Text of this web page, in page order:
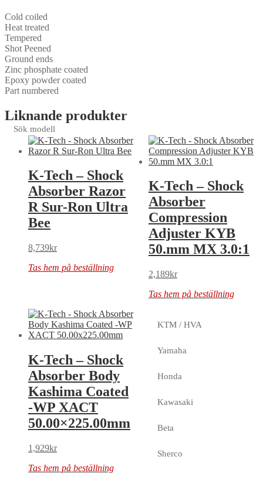
Cold coiled
Heat treated
Tempered
Shot Peened
Ground ends
Zinc phosphate coated
Epoxy powder coated
Part numbered
Liknande produkter
K-Tech – Shock
Absorber Razor
R Sur-Ron Ultra
Bee
8,739kr
Tas hem på beställning
K-Tech – Shock
Absorber
Compression
Adjuster KYB
50.mm MX 3.0:1
2,189kr
Tas hem på beställning
K-Tech – Shock
Absorber Body
Kashima Coated
-WP XACT
50.00×225.00mm
1,929kr
Tas hem på beställning
Sök modell
KTM / HVA
Yamaha
Honda
Kawasaki
Beta
Sherco